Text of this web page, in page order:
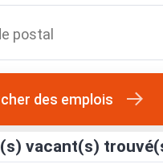
des emplois
vacant(s)